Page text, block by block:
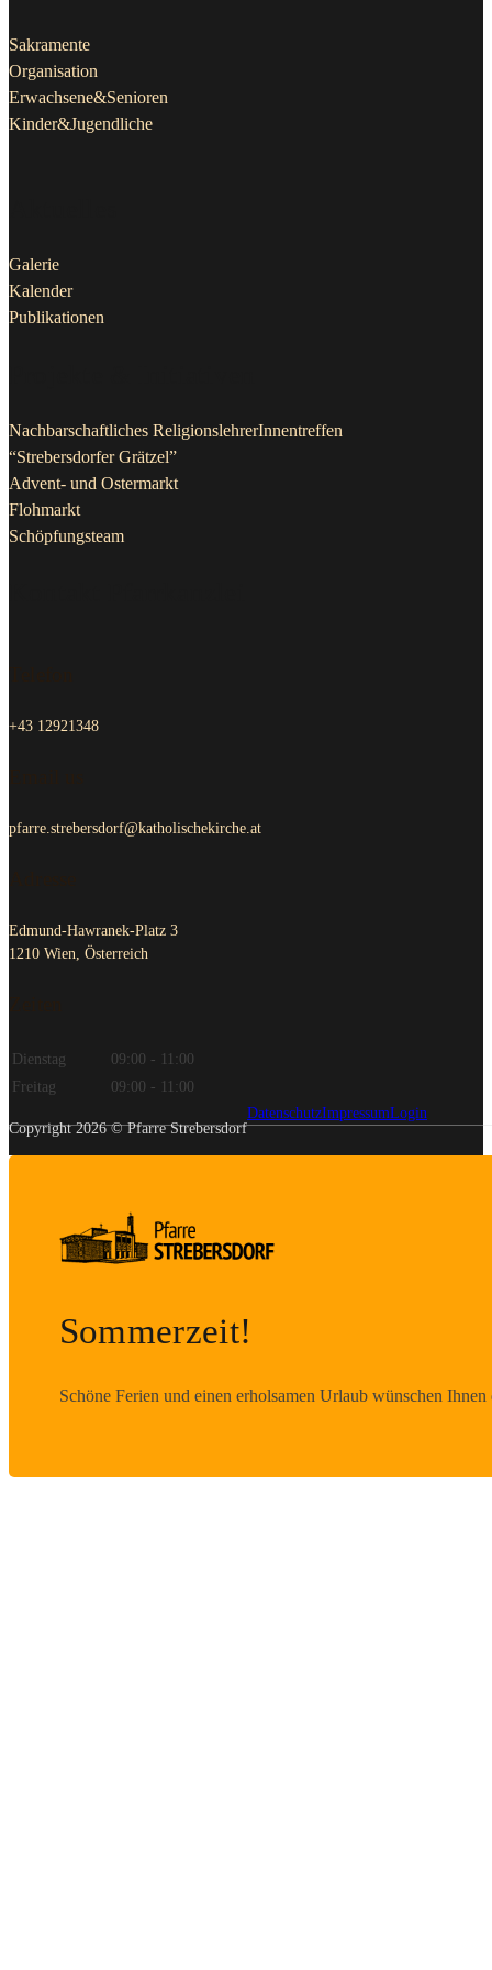
Sakramente
Organisation
Erwachsene&Senioren
Kinder&Jugendliche
Galerie
Kalender
Publikationen
Nachbarschaftliches ReligionslehrerInnentreffen
“Strebersdorfer Grätzel”
Advent- und Ostermarkt
Flohmarkt
Schöpfungsteam
+43 12921348
pfarre.strebersdorf@katholischekirche.at
Edmund-Hawranek-Platz 3
1210 Wien, Österreich
Dienstag
09:00 - 11:00
Freitag
09:00 - 11:00
Copyright 2026 © Pfarre Strebersdorf
DatenschutzImpressumLogin
Sommerzeit!
Schöne Ferien und einen erholsamen Urlaub wünschen